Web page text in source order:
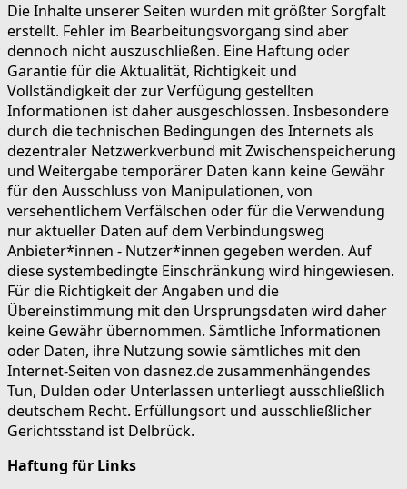
Die Inhalte unserer Seiten wurden mit größter Sorgfalt
erstellt. Fehler im Bearbeitungsvorgang sind aber
dennoch nicht auszuschließen. Eine Haftung oder
Garantie für die Aktualität, Richtigkeit und
Vollständigkeit der zur Verfügung gestellten
Informationen ist daher ausgeschlossen. Insbesondere
durch die technischen Bedingungen des Internets als
dezentraler Netzwerkverbund mit Zwischenspeicherung
und Weitergabe temporärer Daten kann keine Gewähr
für den Ausschluss von Manipulationen, von
versehentlichem Verfälschen oder für die Verwendung
nur aktueller Daten auf dem Verbindungsweg
Anbieter*innen - Nutzer*innen gegeben werden. Auf
diese systembedingte Einschränkung wird hingewiesen.
Für die Richtigkeit der Angaben und die
Übereinstimmung mit den Ursprungsdaten wird daher
keine Gewähr übernommen. Sämtliche Informationen
oder Daten, ihre Nutzung sowie sämtliches mit den
Internet-Seiten von dasnez.de zusammenhängendes
Tun, Dulden oder Unterlassen unterliegt ausschließlich
deutschem Recht. Erfüllungsort und ausschließlicher
Gerichtsstand ist Delbrück.
Haftung für Links